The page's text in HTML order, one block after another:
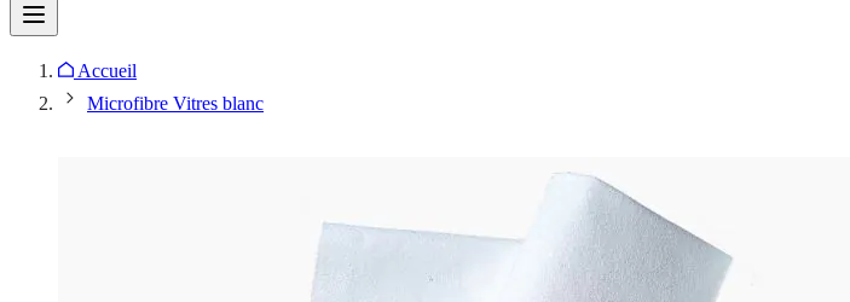
Accueil
Microfibre Vitres blanc